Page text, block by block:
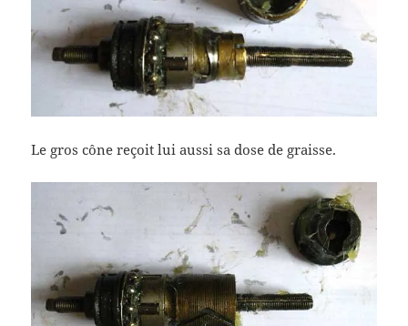
Le gros cône reçoit lui aussi sa dose de graisse.